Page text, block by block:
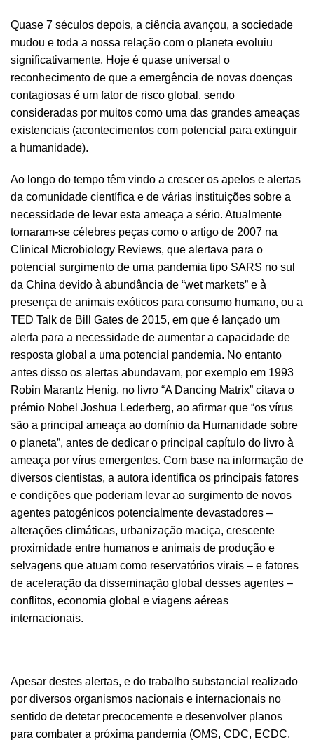
Quase 7 séculos depois, a ciência avançou, a sociedade
mudou e toda a nossa relação com o planeta evoluiu
significativamente. Hoje é quase universal o
reconhecimento de que a emergência de novas doenças
contagiosas é um fator de risco global, sendo
consideradas por muitos como uma das grandes ameaças
existenciais (acontecimentos com potencial para extinguir
a humanidade).
Ao longo do tempo têm vindo a crescer os apelos e alertas
da comunidade científica e de várias instituições sobre a
necessidade de levar esta ameaça a sério. Atualmente
tornaram-se célebres peças como o artigo de 2007 na
Clinical Microbiology Reviews, que alertava para o
potencial surgimento de uma pandemia tipo SARS no sul
da China devido à abundância de “wet markets” e à
presença de animais exóticos para consumo humano, ou a
TED Talk de Bill Gates de 2015, em que é lançado um
alerta para a necessidade de aumentar a capacidade de
resposta global a uma potencial pandemia. No entanto
antes disso os alertas abundavam, por exemplo em 1993
Robin Marantz Henig, no livro “A Dancing Matrix” citava o
prémio Nobel Joshua Lederberg, ao afirmar que “os vírus
são a principal ameaça ao domínio da Humanidade sobre
o planeta”, antes de dedicar o principal capítulo do livro à
ameaça por vírus emergentes. Com base na informação de
diversos cientistas, a autora identifica os principais fatores
e condições que poderiam levar ao surgimento de novos
agentes patogénicos potencialmente devastadores –
alterações climáticas, urbanização maciça, crescente
proximidade entre humanos e animais de produção e
selvagens que atuam como reservatórios virais – e fatores
de aceleração da disseminação global desses agentes –
conflitos, economia global e viagens aéreas
internacionais.
Apesar destes alertas, e do trabalho substancial realizado
por diversos organismos nacionais e internacionais no
sentido de detetar precocemente e desenvolver planos
para combater a próxima pandemia (OMS, CDC, ECDC,